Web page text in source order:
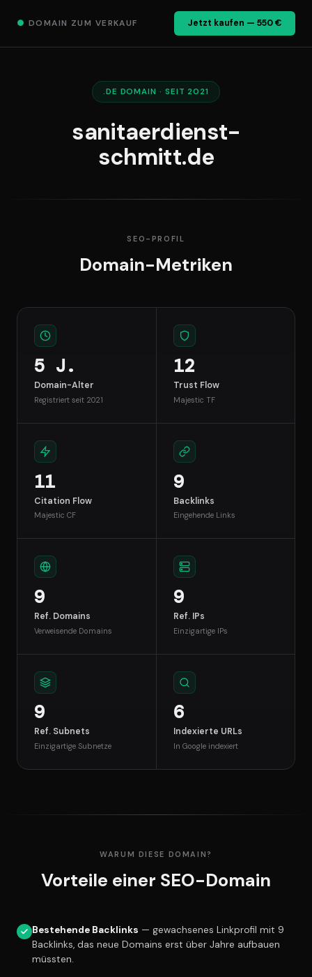
● DOMAIN ZUM VERKAUF Jetzt kaufen — 550 €
.DE DOMAIN · SEIT 2021
sanitaerdienst-
schmitt.de
SEO-PROFIL
Domain-Metriken
5 J.
Domain-Alter
Registriert seit 2021
12
Trust Flow
Majestic TF
11
Citation Flow
Majestic CF
9
Backlinks
Eingehende Links
9
Ref. Domains
Verweisende Domains
9
Ref. IPs
Einzigartige IPs
9
Ref. Subnets
Einzigartige Subnetze
6
Indexierte URLs
In Google indexiert
WARUM DIESE DOMAIN?
Vorteile einer SEO-Domain
Bestehende Backlinks — gewachsenes Linkprofil mit 9
Backlinks, das neue Domains erst über Jahre aufbauen
müssten.